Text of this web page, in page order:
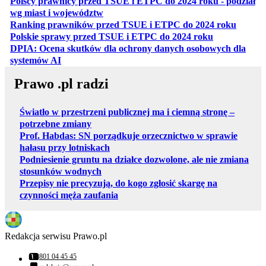
wg miast i województwotwiera się w nowej karcie
Ranking prawników przed TSUE i ETPC do 2024 roku
Polskie sprawy przed TSUE i ETPC do 2024 roku
DPIA: Ocena skutków dla ochrony danych osobowych dla
systemów AIotwiera się w nowej karcie
Prawo .pl radzi
Światło w przestrzeni publicznej ma i ciemną stronę –
potrzebne zmiany
Prof. Habdas: SN porządkuje orzecznictwo w sprawie
hałasu przy lotniskach
Podniesienie gruntu na działce dozwolone, ale nie zmiana
stosunków wodnych
Przepisy nie precyzują, do kogo zgłosić skargę na
czynności męża zaufania
Redakcja serwisu Prawo.pl
Numer telefonu:
801 04 45 45